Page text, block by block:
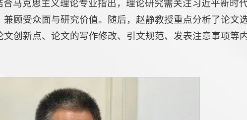
马克思主义理论专业指出，理论研究需关注习近平新时
顾受众面与研究价值。随后，赵静教授重点分析了论文
创新点、论文的写作修改、引文规范、发表注意事项等